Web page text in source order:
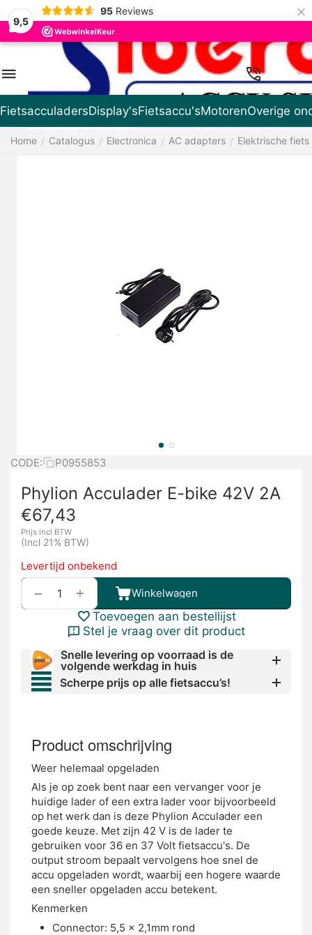
9,5
95 Reviews ×
NL
FietsacculadersDisplay'sFietsaccu'sMotorenOverige
Home / Catalogus / Electronica / AC adapters / Elektrische fiets
CODE: P0955853
Phylion Acculader E-bike 42V 2A
€67,43
Prijs incl BTW
(Incl 21% BTW)
Levertijd onbekend
+
− Winkelwagen
Toevoegen aan bestellijst
Stel je vraag over dit product
Snelle levering op voorraad is de
volgende werkdag in huis
Scherpe prijs op alle fietsaccu’s!
Product omschrijving
Weer helemaal opgeladen
Als je op zoek bent naar een vervanger voor je
huidige lader of een extra lader voor bijvoorbeeld
op het werk dan is deze Phylion Acculader een
goede keuze. Met zijn 42 V is de lader te
gebruiken voor 36 en 37 Volt fietsaccu's. De
output stroom bepaalt vervolgens hoe snel de
accu opgeladen wordt, waarbij een hogere waarde
een sneller opgeladen accu betekent.
Kenmerken
Connector: 5,5 x 2,1mm rond